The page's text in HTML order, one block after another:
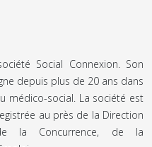
Social Connexion. Son
depuis plus de 20 ans dans
médico-social. La société est
au près de la Direction
la Concurrence, de la